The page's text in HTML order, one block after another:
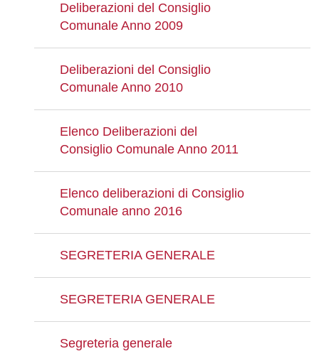
Deliberazioni del Consiglio
Comunale Anno 2009
Deliberazioni del Consiglio
Comunale Anno 2010
Elenco Deliberazioni del
Consiglio Comunale Anno 2011
Elenco deliberazioni di Consiglio
Comunale anno 2016
SEGRETERIA GENERALE
SEGRETERIA GENERALE
Segreteria generale